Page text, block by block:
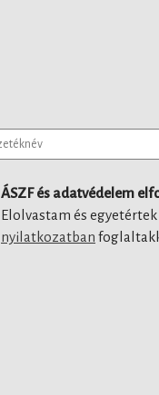
ÁSZF és adatvédelem
Elolvastam és egyetértek
nyilatkozatban